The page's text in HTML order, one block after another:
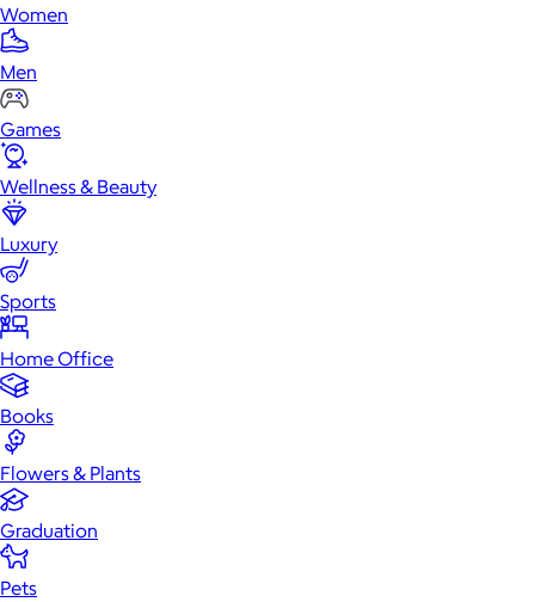
Women
Men
Games
Wellness & Beauty
Luxury
Sports
Home Office
Books
Flowers & Plants
Graduation
Pets